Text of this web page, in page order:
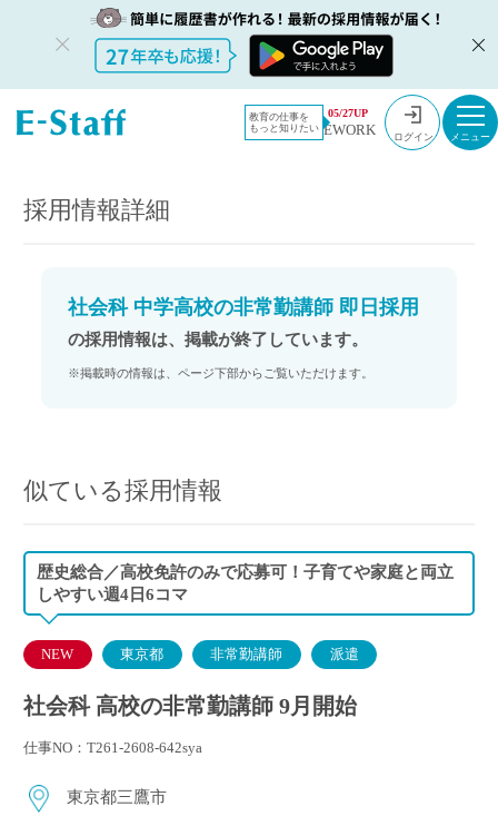
教育の仕事を
もっと知りたい
05/27UP
EWORK ログイン
教員採用情
報のイー・
採用情報
社会科 中学高校の非常勤講師 即日採用
採用情報詳細
社会科 中学高校の非常勤講師 即日採用
の採用情報は、掲載が終了しています。
※掲載時の情報は、ページ下部からご覧いただけます。
似ている採用情報
歴史総合／高校免許のみで応募可！子育てや家庭と両立
しやすい週4日6コマ
NEW 東京都 非常勤講師 派遣
社会科 高校の非常勤講師 9月開始
仕事NO：T261-2608-642sya
東京都三鷹市